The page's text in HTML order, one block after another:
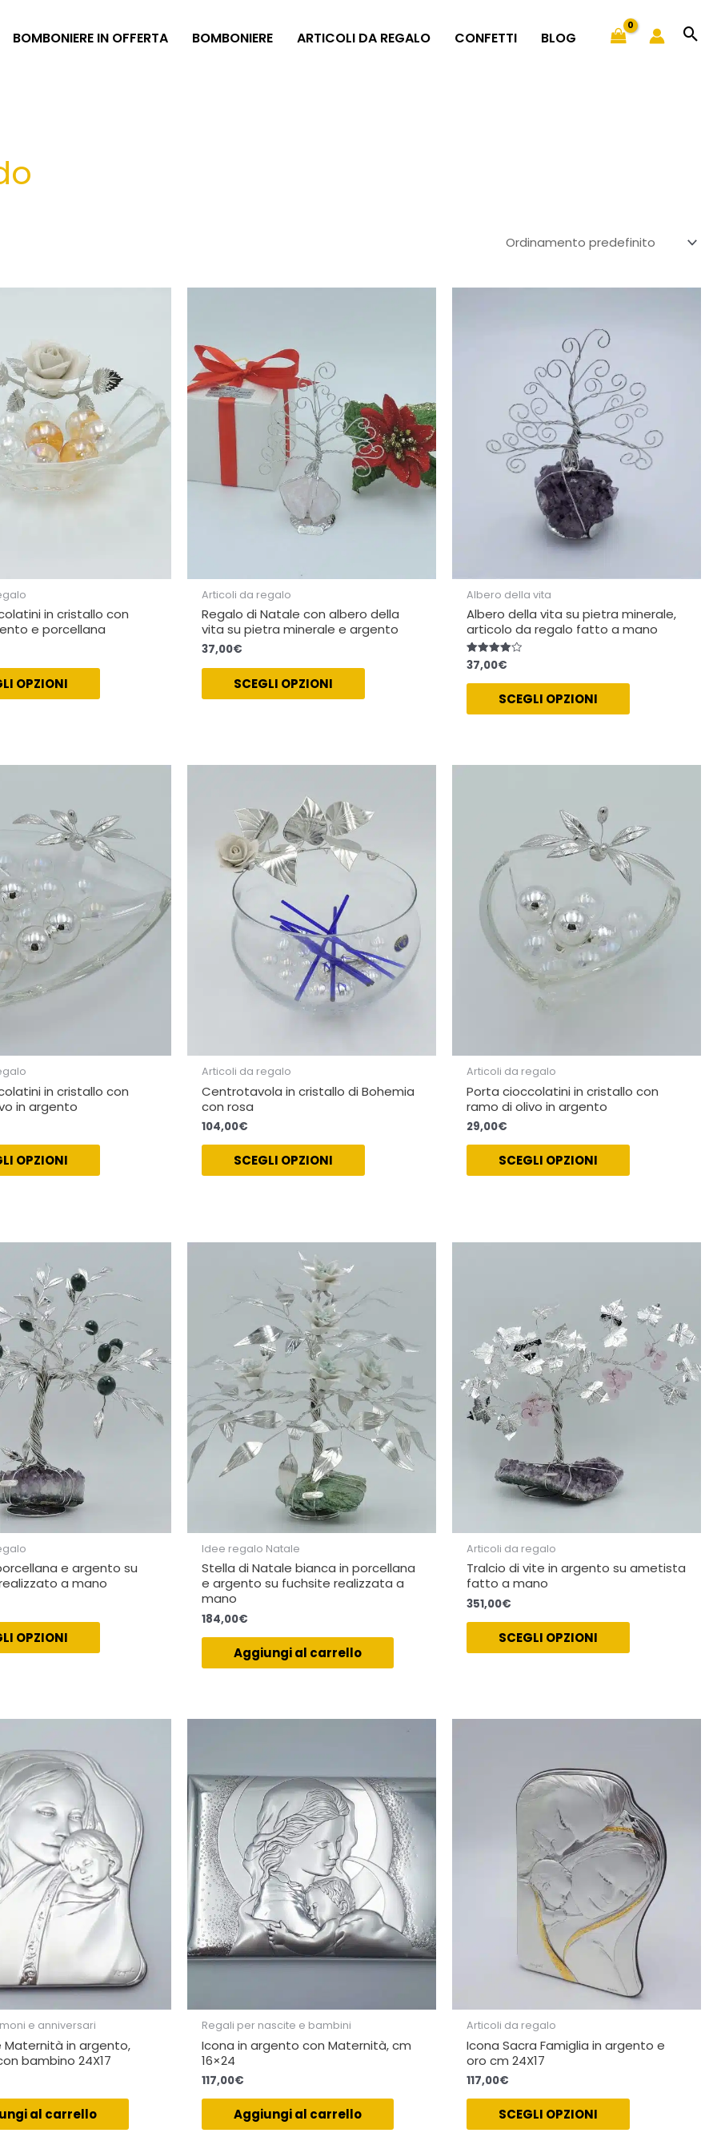
BOMBONIERE IN OFFERTA BOMBONIERE ARTICOLI DA REGALO CONFETTI BLOG
in cristallo con
e porcellana
OPZIONI
Articoli da regalo
Regalo di Natale con albero della
vita su pietra minerale e argento
37,00€
SCEGLI OPZIONI
opzioni
possono
essere
scelte
nella
pagina
Albero della vita
Albero della vita su pietra minerale,
articolo da regalo fatto a mano
Valutato
4.00
su 5
37,00€
SCEGLI OPZIONI
Le
opzioni
possono
essere
scelte
in cristallo con
in argento
OPZIONI
Articoli da regalo
Centrotavola in cristallo di Bohemia
con rosa
104,00€
SCEGLI OPZIONI
Articoli da regalo
Porta cioccolatini in cristallo con
ramo di olivo in argento
29,00€
SCEGLI OPZIONI
e argento su
a mano
OPZIONI
Idee regalo Natale
Stella di Natale bianca in porcellana
e argento su fuchsite realizzata a
mano
184,00€
Aggiungi al carrello
Articoli da regalo
Tralcio di vite in argento su ametista
fatto a mano
351,00€
SCEGLI OPZIONI
e anniversari
Maternità in argento,
bambino 24X17
al carrello
Regali per nascite e bambini
Icona in argento con Maternità, cm
16×24
117,00€
Aggiungi al carrello
Articoli da regalo
Icona Sacra Famiglia in argento e
oro cm 24X17
117,00€
SCEGLI OPZIONI